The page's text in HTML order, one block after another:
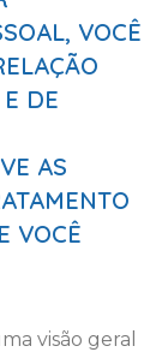
VOCÊ
DE
AS
VOCÊ
visão geral